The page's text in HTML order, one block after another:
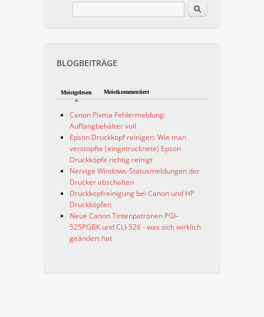
Suchformular Im Blog suchen
BLOGBEITRÄGE
Meistgelesen Meistkommentiert
Canon Pixma Fehlermeldung:
Auffangbehälter voll
Epson Druckkopf reinigen: Wie man
verstopfte (eingetrocknete) Epson
Druckköpfe richtig reinigt
Nervige Windows-Statusmeldungen der
Drucker abschalten
Druckkopfreinigung bei Canon und HP
Druckköpfen
Neue Canon Tintenpatronen PGI-
525PGBK und CLI-526 - was sich wirklich
geändert hat